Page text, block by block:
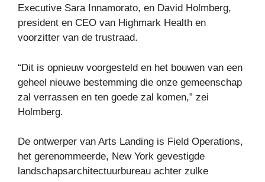
Executive Sara Innamorato, en David Holmberg,
president en CEO van Highmark Health en
voorzitter van de trustraad.
“Dit is opnieuw voorgesteld en het bouwen van een
geheel nieuwe bestemming die onze gemeenschap
zal verrassen en ten goede zal komen,” zei
Holmberg.
De ontwerper van Arts Landing is Field Operations,
het gerenommeerde, New York gevestigde
landschapsarchitectuurbureau achter zulke